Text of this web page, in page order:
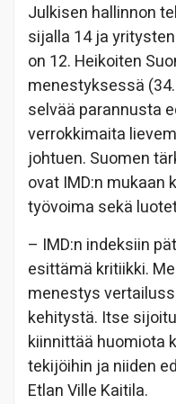
Julkisen hallinnon
sijalla 14 ja
on 12. Heikoiten
menestyksessä
selvää parannusta
verrokkimaita
johtuen. Suomen
ovat IMD:n mukaan
työvoima sekä
– IMD:n indeksiin
esittämä kritiikki.
menestys
kehitystä. Itse
kiinnittää huomiota
tekijöihin ja niiden
Etlan Ville Kaitila.